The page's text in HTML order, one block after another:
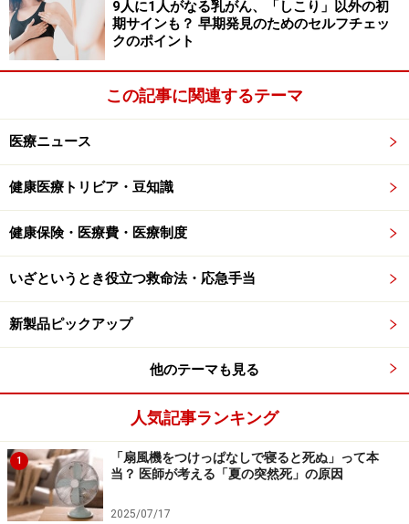
クを見てみましょう。
熱・鼻水・咳・結膜炎などが起こります。この時期が最
も感染力が高いのですが、風邪と見分けがつきにくいの
は、いったん熱が下がった後に再び40度前後の高熱が出
るとともに、赤い発疹が顔から全身へと広がります。
さらに恐ろしいのが合併症のリスクです。免疫力が低下
するため肺炎（麻しん肺炎）を合併して重症化しやす
します。また、感染から数年後に発症することもある致
死的な脳炎「SSPE（亜急性硬化性全脳炎）」のリスク
も
遺症が残る恐れがある感染症であることを、しっかりと
認識しておく必要があります。
なぜ今、感染が拡大しているのか？ 背景に
あるワクチン接種率の低下と日本の現状
9人に1人がなる乳がん、「しこり」以外の初
期サインも？ 早期発見のためのセルフチェッ
クのポイント
この記事に関連するテーマ
医療ニュース
健康医療トリビア・豆知識
健康保険・医療費・医療制度
いざというとき役立つ救命法・応急手当
新製品ピックアップ
他のテーマも見る
人気記事ランキング
1
「扇風機をつけっぱなしで寝ると死ぬ」って本
当？ 医師が考える「夏の突然死」の原因
2025/07/17